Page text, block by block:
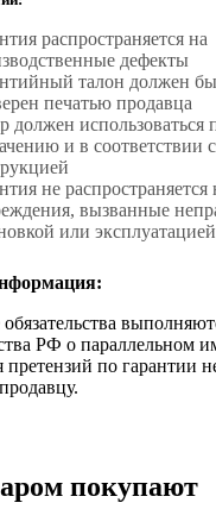
распространяется на
дефекты
талон должен
печатью продавца
должен использоваться
и в соответствии с
не распространяется
вызванные
или эксплуатацией
РФ о параллельном
претензий по гарантии
покупают